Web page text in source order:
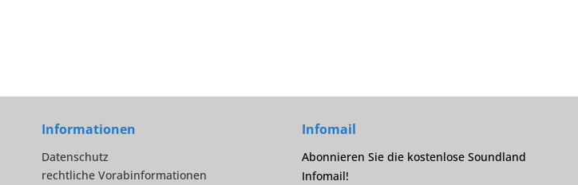
Informationen
Datenschutz
rechtliche Vorabinformationen
Infomail
Abonnieren Sie die kostenlose Soundland
Infomail!